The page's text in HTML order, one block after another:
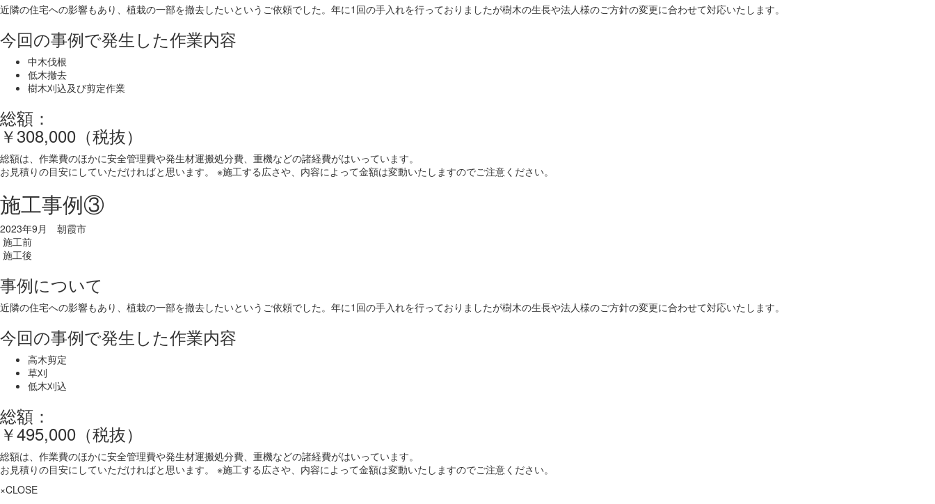
近隣の住宅への影響もあり、植栽の一部を撤去したいというご依頼でした。年に1回の手入れを行っておりましたが樹木の生長や法人様のご方針の変更に合わせて対応いたします。
今回の事例で発生した作業内容
中木伐根
低木撤去
樹木刈込及び剪定作業
総額：
￥308,000（税抜）
総額は、作業費のほかに安全管理費や発生材運搬処分費、重機などの諸経費がはいっています。
お見積りの目安にしていただければと思います。 ※施工する広さや、内容によって金額は変動いたしますのでご注意ください。
施工事例③
2023年9月 朝霞市
施工前
施工後
事例について
近隣の住宅への影響もあり、植栽の一部を撤去したいというご依頼でした。年に1回の手入れを行っておりましたが樹木の生長や法人様のご方針の変更に合わせて対応いたします。
今回の事例で発生した作業内容
高木剪定
草刈
低木刈込
総額：
￥495,000（税抜）
総額は、作業費のほかに安全管理費や発生材運搬処分費、重機などの諸経費がはいっています。
お見積りの目安にしていただければと思います。 ※施工する広さや、内容によって金額は変動いたしますのでご注意ください。
×CLOSE